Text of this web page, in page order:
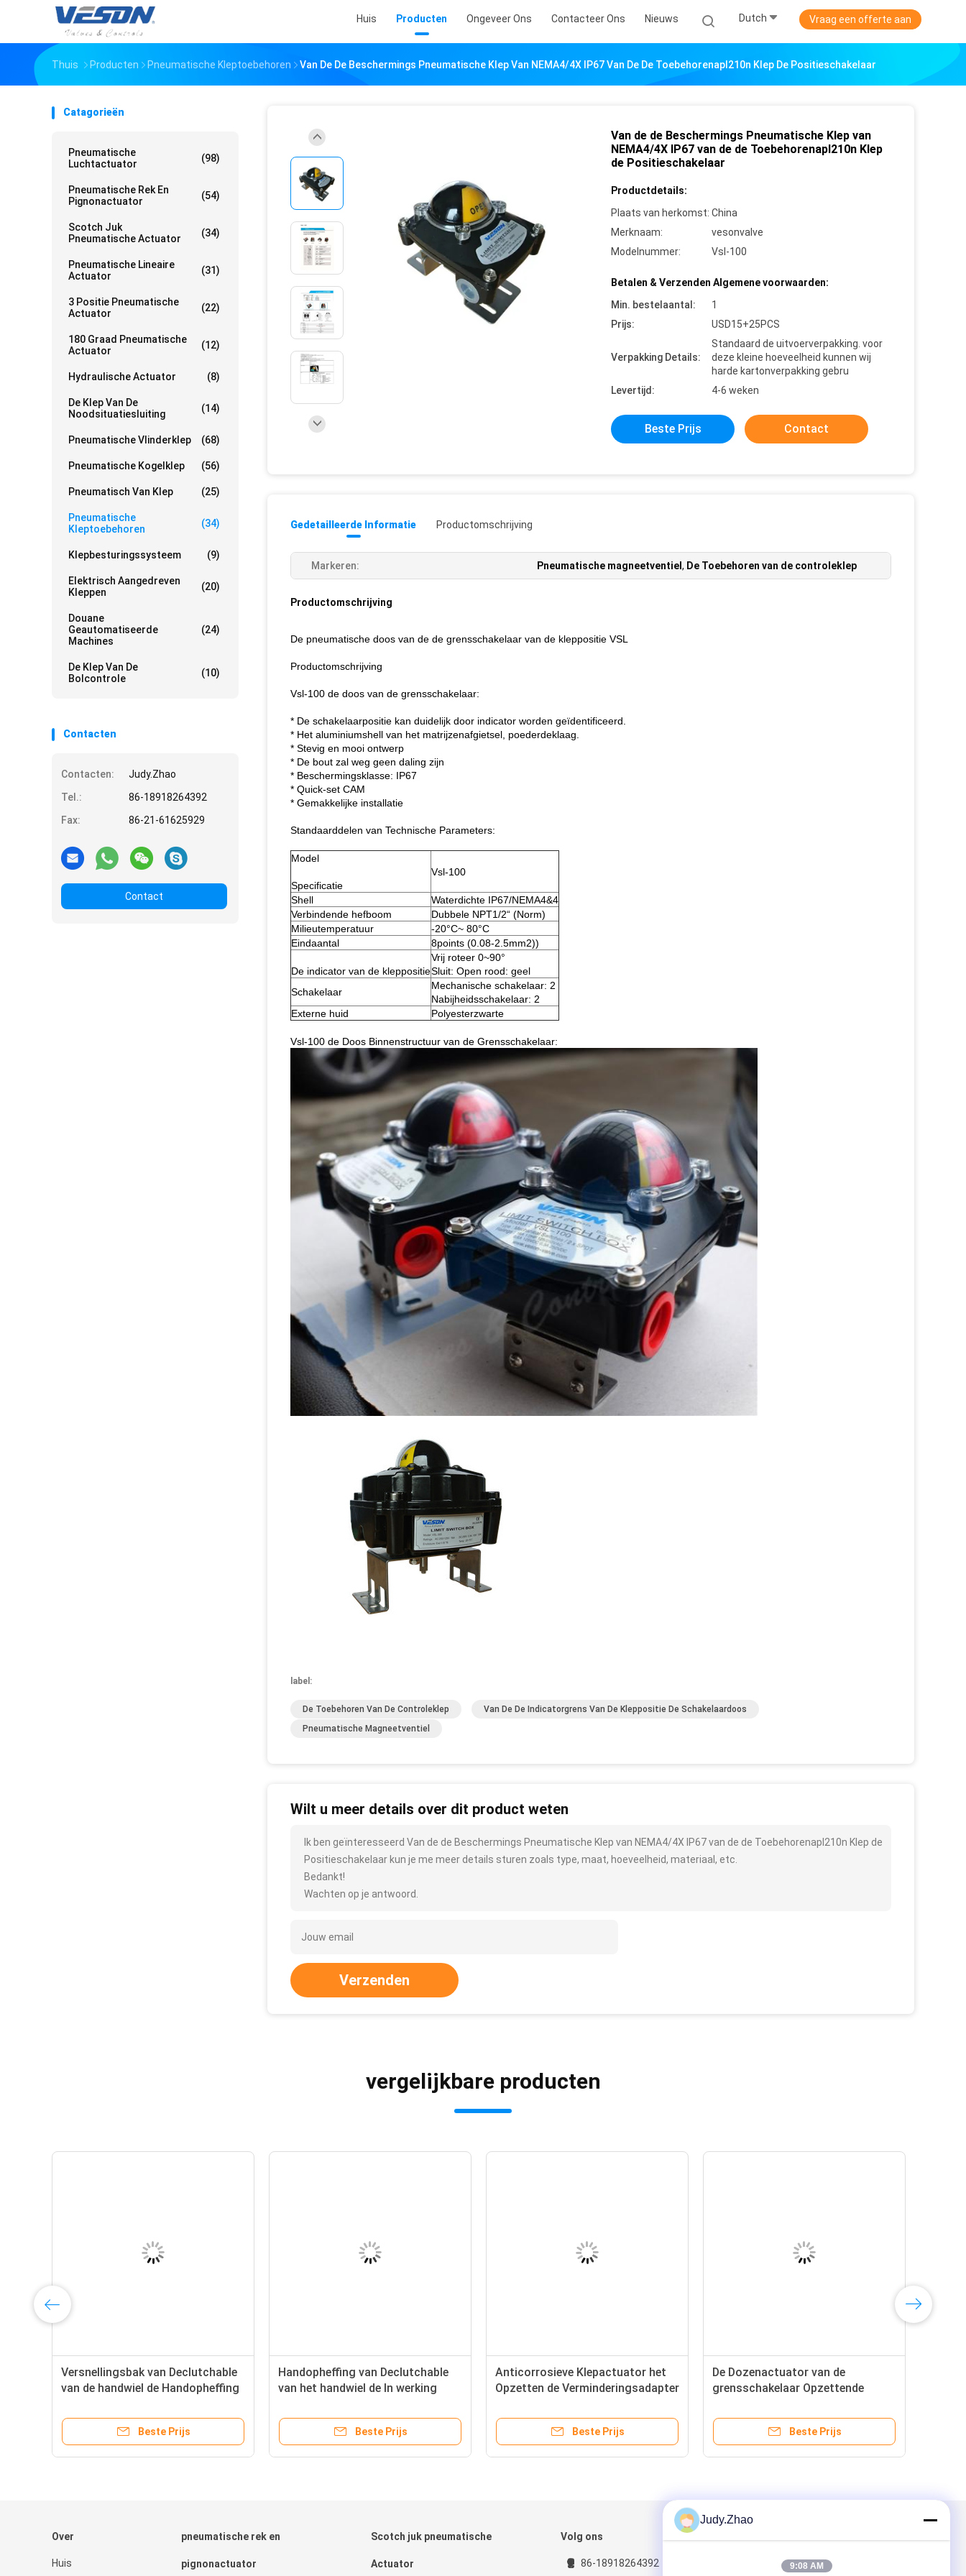
Huis Producten Ongeveer Ons Contacteer Ons Nieuws Dutch Vraag een offerte aan
Thuis Producten Pneumatische Kleptoebehoren Van De De Beschermings Pneumatische Klep Van NEMA4/4X IP67 Van De De Toebehorenapl210n Klep De Positieschakelaar
Catagorieën
Pneumatische
Luchtactuator
(98)
Pneumatische Rek En
Pignonactuator
(54)
Scotch Juk
Pneumatische Actuator
(34)
Pneumatische Lineaire
Actuator
(31)
3 Positie Pneumatische
Actuator
(22)
180 Graad Pneumatische
Actuator
(12)
Hydraulische Actuator (8)
De Klep Van De
Noodsituatiesluiting
(14)
Pneumatische Vlinderklep (68)
Pneumatische Kogelklep (56)
Pneumatisch Van Klep (25)
Pneumatische
Kleptoebehoren
(34)
Klepbesturingssysteem (9)
Elektrisch Aangedreven
Kleppen
(20)
Douane
Geautomatiseerde
Machines
(24)
De Klep Van De
Bolcontrole
(10)
Contacten
Contacten:
Judy.Zhao
Tel.:
86-18918264392
Fax:
86-21-61625929
Contact
Van de de Beschermings Pneumatische Klep van
NEMA4/4X IP67 van de de Toebehorenapl210n Klep
de Positieschakelaar
Productdetails:
Plaats van herkomst: China
Merknaam:
vesonvalve
Modelnummer:
Vsl-100
Betalen & Verzenden Algemene voorwaarden:
Min. bestelaantal:
1
Prijs:
USD15+25PCS
Verpakking Details:
Standaard de uitvoerverpakking. voor
deze kleine hoeveelheid kunnen wij
harde kartonverpakking gebru
Levertijd:
4-6 weken
Beste Prijs Contact
Gedetailleerde Informatie Productomschrijving
Markeren: Pneumatische magneetventiel , De Toebehoren van de controleklep
Productomschrijving
De pneumatische doos van de de grensschakelaar van de kleppositie VSL
Productomschrijving
Vsl-100 de doos van de grensschakelaar:
* De schakelaarpositie kan duidelijk door indicator worden geïdentificeerd.
* Het aluminiumshell van het matrijzenafgietsel, poederdeklaag.
* Stevig en mooi ontwerp
* De bout zal weg geen daling zijn
* Beschermingsklasse: IP67
* Quick-set CAM
* Gemakkelijke installatie
Standaarddelen van Technische Parameters:
Model
Specificatie
Vsl-100
Shell
Waterdichte IP67/NEMA4&4
Verbindende hefboom
Dubbele NPT1/2“ (Norm)
Milieutemperatuur
-20°C~ 80°C
Eindaantal
8points (0.08-2.5mm2))
De indicator van de kleppositie
Vrij roteer 0~90°
Sluit: Open rood: geel
Schakelaar
Mechanische schakelaar: 2
Nabijheidsschakelaar: 2
Externe huid
Polyesterzwarte
Vsl-100 de Doos Binnenstructuur van de Grensschakelaar:
label:
De Toebehoren Van De Controleklep
Van De De Indicatorgrens Van De Kleppositie De Schakelaardoos
Pneumatische Magneetventiel
Wilt u meer details over dit product weten
Ik ben geïnteresseerd Van de de Beschermings Pneumatische Klep van NEMA4/4X IP67 van de de Toebehorenapl210n Klep de
Positieschakelaar kun je me meer details sturen zoals type, maat, hoeveelheid, materiaal, etc.
Bedankt!
Wachten op je antwoord.
Verzenden
vergelijkbare producten
Versnellingsbak van Declutchable
van de handwiel de Handopheffing
Actuator
Beste Prijs
Handopheffing van Declutchable
van het handwiel de In werking
Pneumatische Actuator
Beste Prijs
Anticorrosieve Klepactuator het
Opzetten de Verminderingsadapter
Actuaror
Beste Prijs
De Dozenactuator van de
grensschakelaar Opzettende
Beste Prijs
Over
Huis
pneumatische rek en
pignonactuator
Scotch juk pneumatische
Actuator
Volg ons
86-18918264392
Judy.Zhao
9:08 AM